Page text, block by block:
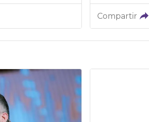
Compartir